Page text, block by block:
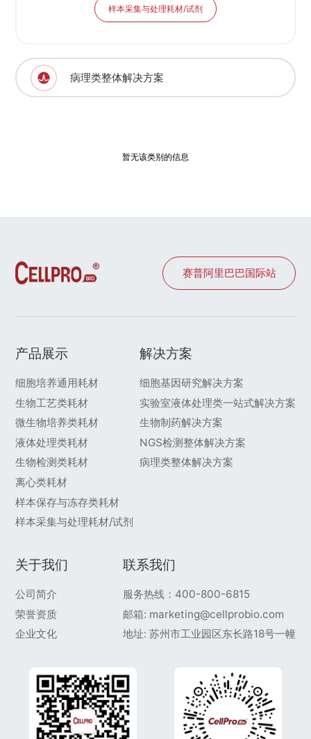
样本采集与处理耗材/试剂
病理类整体解决方案
暂无该类别的信息
赛普阿里巴巴国际站
产品展示
细胞培养通用耗材
生物工艺类耗材
微生物培养类耗材
液体处理类耗材
生物检测类耗材
离心类耗材
样本保存与冻存类耗材
样本采集与处理耗材/试剂
解决方案
细胞基因研究解决方案
实验室液体处理类一站式解决方案
生物制药解决方案
NGS检测整体解决方案
病理类整体解决方案
关于我们
公司简介
荣誉资质
企业文化
联系我们
服务热线：400-800-6815
邮箱: marketing@cellprobio.com
地址: 苏州市工业园区东长路18号一幢